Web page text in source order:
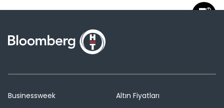
Businessweek
Altın Fiyatları